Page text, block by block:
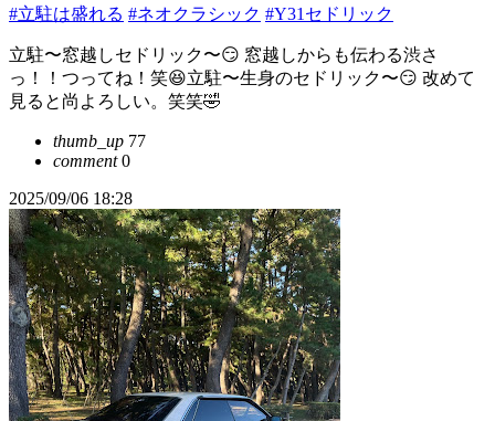
#立駐は盛れる #ネオクラシック #Y31セドリック
立駐〜窓越しセドリック〜😏 窓越しからも伝わる渋さ
っ！！つってね！笑😆立駐〜生身のセドリック〜😏 改めて
見ると尚よろしい。笑笑🤣
thumb_up 77
comment0
2025/09/06 18:28